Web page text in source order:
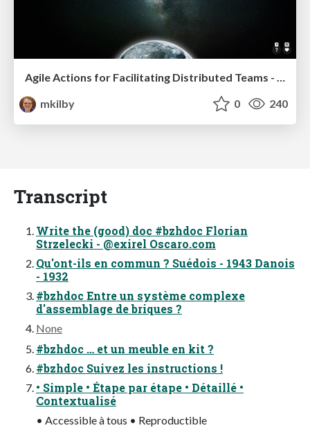
mkilby
0 240
Transcript
Write the (good) doc #bzhdoc Florian
Strzelecki - @exirel Oscaro.com
Qu'ont-ils en commun ? Suédois - 1943 Danois
- 1932
#bzhdoc Entre un système complexe
d'assemblage de briques ?
None
#bzhdoc … et un meuble en kit ?
#bzhdoc Suivez les instructions !
• Simple • Étape par étape • Détaillé •
Contextualisé
• Accessible à tous • Reproductible